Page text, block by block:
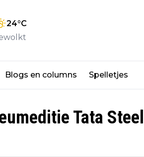
24°C
Blogs en columns Spelletjes
Tata Steel